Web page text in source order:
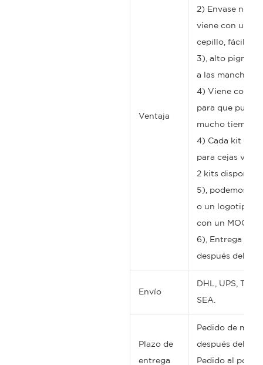
Ventaja
2) Envase
viene con un
cepillo, fácil de
3), alto
a las manchas
4) Viene con
para que
mucho tiempo.
4) Cada kit de
para cejas
2 kits
5), podemos
o un logotipo
con un MOQ
6), Entrega
después del
Envío
DHL, UPS, TNT,
SEA.
Plazo de
entrega
Pedido de
después del
Pedido al por